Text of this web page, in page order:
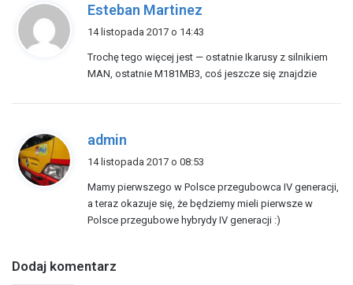
Esteban Martinez
z
e
14 listopada 2017 o 14:43
Trochę tego więcej jest — ostatnie Ikarusy z silnikiem
MAN, ostatnie M181MB3, coś jeszcze się znajdzie
admin
z
e
:
14 listopada 2017 o 08:53
Mamy pierwszego w Polsce przegubowca IV generacji,
a teraz okazuje się, że będziemy mieli pierwsze w
Polsce przegubowe hybrydy IV generacji :)
Dodaj komentarz